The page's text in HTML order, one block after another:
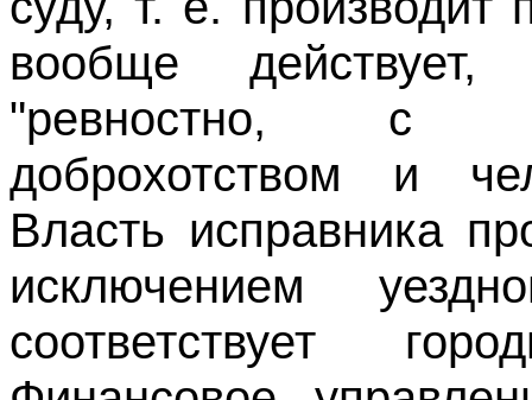
вообще
"ревностно, с
доброхотством и
Власть исправника
исключением
соответствует